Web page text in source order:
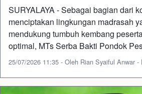
SURYALAYA - Sebagai bagian dari
menciptakan lingkungan madrasah
mendukung tumbuh kembang
optimal, MTs Serba Bakti Pondok
25/07/2026 11:35 - Oleh Rian Syaiful Anwar -